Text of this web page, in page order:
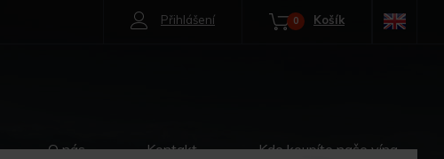
Košík
0
Přihlášení
O nás Kontakt Kde koupíte naše vína